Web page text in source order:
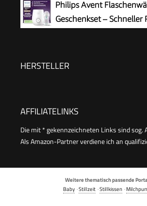
Herausnehmen | EU-Stecker
von flüssiger und breiförmiger
zum einfachen Herausnehmen |
Philips Avent
Geschenkset – Schneller
automatische Abschaltung,
HERSTELLER
AFFILIATELINKS
Die mit * gekennzeichneten Links sind sog.
Als Amazon-Partner verdiene ich an
Weitere thematisch passende
Baby ·Stillzeit ·Stillkissen ·